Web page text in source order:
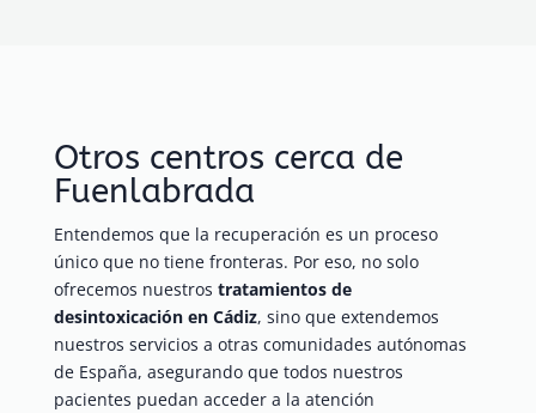
Otros centros cerca de
Fuenlabrada
Entendemos que la recuperación es un proceso
único que no tiene fronteras. Por eso, no solo
ofrecemos nuestros tratamientos de
desintoxicación en Cádiz, sino que extendemos
nuestros servicios a otras comunidades autónomas
de España, asegurando que todos nuestros
pacientes puedan acceder a la atención